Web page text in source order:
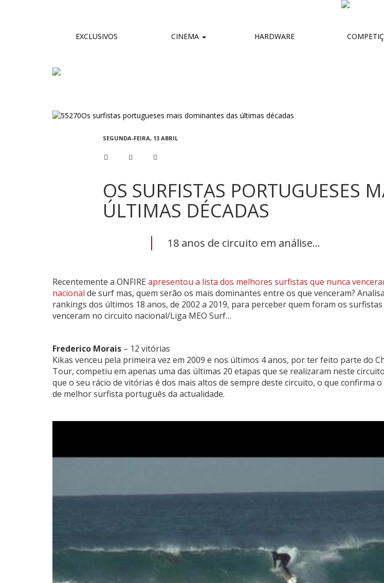
EXCLUSIVOS CINEMA HARDWARE
SEGUNDA-FEIRA, 13 ABRIL
OS SURFISTAS PORTUGUESES
ÚLTIMAS DÉCADAS
18 anos de circuito em análise...
Recentemente a ONFIRE apresentou a lista dos melhores surfistas que nunca
nacional de surf mas, quem serão os mais dominantes entre os que venceram?
rankings dos últimos 18 anos, de 2002 a 2019, para perceber quem foram os surfistas
venceram no circuito nacional/Liga MEO Surf…
Frederico Morais – 12 vitórias
Kikas venceu pela primeira vez em 2009 e nos últimos 4 anos, por ter feito parte do
Tour, competiu em apenas uma das últimas 20 etapas que se realizaram neste
que o seu rácio de vitórias é dos mais altos de sempre deste circuito, o que confirma
de melhor surfista português da actualidade.